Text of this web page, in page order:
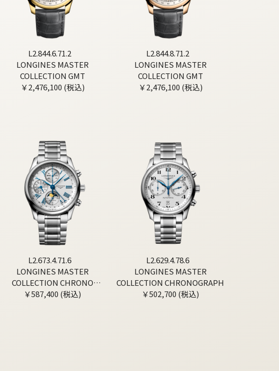
L2.844.6.71.2
LONGINES MASTER
COLLECTION GMT
￥2,476,100 (税込)
L2.844.8.71.2
LONGINES MASTER
COLLECTION GMT
￥2,476,100 (税込)
L2.673.4.71.6
LONGINES MASTER
COLLECTION CHRONO
MOONPHASE
￥587,400 (税込)
L2.629.4.78.6
LONGINES MASTER
COLLECTION CHRONOGRAPH
￥502,700 (税込)